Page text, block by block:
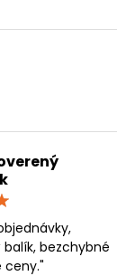
/
5
bezchybné
ceny."